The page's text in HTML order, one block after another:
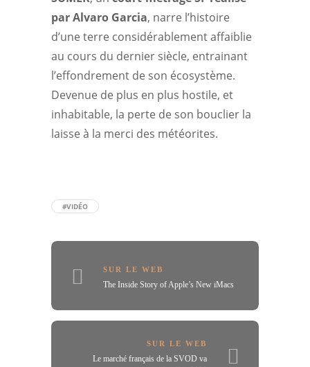
par Alvaro Garcia, narre l’histoire
d’une terre considérablement affaiblie
au cours du dernier siècle, entrainant
l’effondrement de son écosystème.
Devenue de plus en plus hostile, et
inhabitable, la perte de son bouclier la
laisse à la merci des météorites.
#VIDÉO
SUR LE WEB
The Inside Story of Apple’s New iMacs
SUR LE WEB
Le marché français de la SVOD va